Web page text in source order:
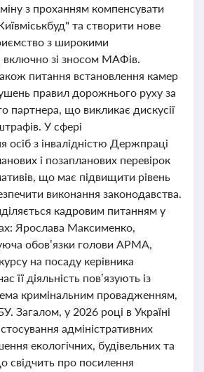
з проханням компенсувати
та створити нове
з широкими
зі зносом МАФів.
питання встановлення камер
правил дорожнього руху за
партнера, що викликає дискусії
У сфері
осіб з інвалідністю Держпраці
і позапланових перевірок
що має підвищити рівень
виконання законодавства.
кадровим питанням у
Ярослава Максименко,
обов’язки голови АРМА,
на посаду керівника
її діяльність пов’язують із
кримінальним провадженням,
Загалом, у 2026 році в Україні
адміністративних
екологічних, будівельних та
свідчить про посилення